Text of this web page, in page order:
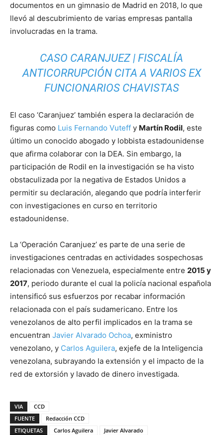
documentos en un gimnasio de Madrid en 2018, lo que
llevó al descubrimiento de varias empresas pantalla
involucradas en la trama.
CASO CARANJUEZ | FISCALÍA
ANTICORRUPCIÓN CITA A VARIOS EX
FUNCIONARIOS CHAVISTAS
El caso ‘Caranjuez’ también espera la declaración de
figuras como Luis Fernando Vuteff y Martín Rodil, este
último un conocido abogado y lobbista estadounidense
que afirma colaborar con la DEA. Sin embargo, la
participación de Rodil en la investigación se ha visto
obstaculizada por la negativa de Estados Unidos a
permitir su declaración, alegando que podría interferir
con investigaciones en curso en territorio
estadounidense.
La ‘Operación Caranjuez’ es parte de una serie de
investigaciones centradas en actividades sospechosas
relacionadas con Venezuela, especialmente entre 2015 y
2017, periodo durante el cual la policía nacional española
intensificó sus esfuerzos por recabar información
relacionada con el país sudamericano. Entre los
venezolanos de alto perfil implicados en la trama se
encuentran Javier Alvarado Ochoa, exministro
venezolano, y Carlos Aguilera, exjefe de la Inteligencia
venezolana, subrayando la extensión y el impacto de la
red de extorsión y lavado de dinero investigada.
VIA
CCD
FUENTE
Redacción CCD
ETIQUETAS
Carlos Aguilera
Javier Alvarado